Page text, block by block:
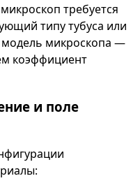
требуется
типу тубуса или
модель микроскопа —
коэффициент
и поле